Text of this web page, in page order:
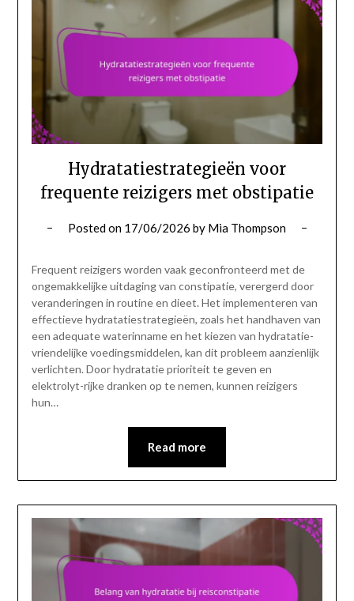
Hydratatiestrategieën voor
frequente reizigers met obstipatie
Posted on 17/06/2026 by Mia Thompson
Frequent reizigers worden vaak geconfronteerd met de
ongemakkelijke uitdaging van constipatie, verergerd door
veranderingen in routine en dieet. Het implementeren van
effectieve hydratatiestrategieën, zoals het handhaven van
een adequate waterinname en het kiezen van hydratatie-
vriendelijke voedingsmiddelen, kan dit probleem aanzienlijk
verlichten. Door hydratatie prioriteit te geven en
elektrolyt-rijke dranken op te nemen, kunnen reizigers
hun…
Read more